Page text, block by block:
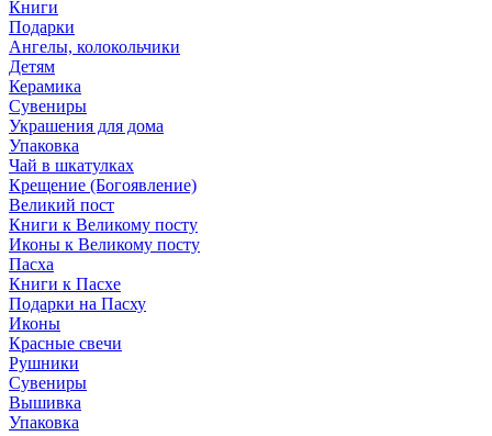
Книги
Подарки
Ангелы, колокольчики
Детям
Керамика
Сувениры
Украшения для дома
Упаковка
Чай в шкатулках
Крещение (Богоявление)
Великий пост
Книги к Великому посту
Иконы к Великому посту
Пасха
Книги к Пасхе
Подарки на Пасху
Иконы
Красные свечи
Рушники
Сувениры
Вышивка
Упаковка